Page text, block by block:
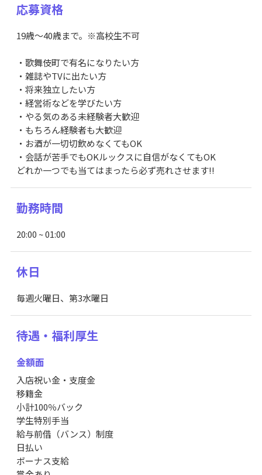
応募資格
19歳～40歳まで。※高校生不可
・歌舞伎町で有名になりたい方
・雑誌やTVに出たい方
・将来独⽴したい方
・経営術などを学びたい方
・やる気のある未経験者大歓迎
・もちろん経験者も大歓迎
・お酒が一切切飲めなくてもOK
・会話が苦手でもOKルックスに自信がなくてもOK
どれか一つでも当てはまったら必ず売れさせます!!
勤務時間
20:00 ~ 01:00
休日
毎週火曜日、第3水曜日
待遇・福利厚生
金額面
入店祝い金・支度金
移籍金
小計100％バック
学生特別手当
給与前借（バンス）制度
日払い
ボーナス支給